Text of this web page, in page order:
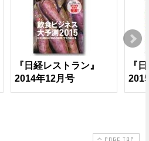
『日経レストラン』
2014年12月号
『
PAGE TOP